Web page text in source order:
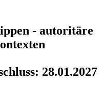
- autoritäre
28.01.2027